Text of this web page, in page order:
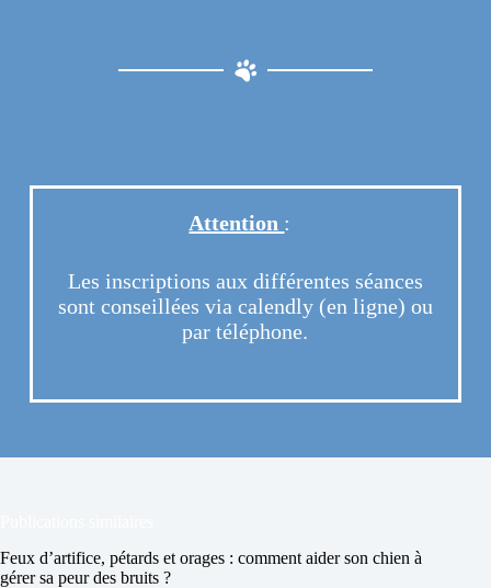
Attention :
Les inscriptions aux différentes séances
sont conseillées via calendly (en ligne) ou
par téléphone.
Feux d’artifice, pétards et orages : comment aider son chien à
gérer sa peur des bruits ?